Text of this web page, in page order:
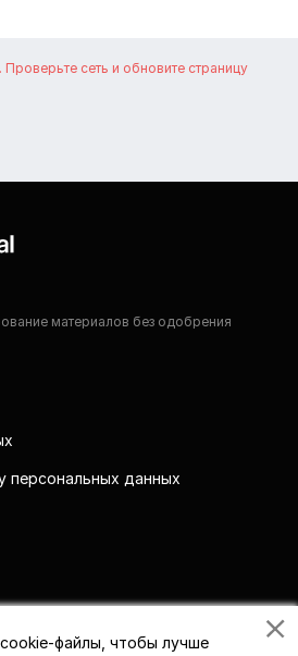
сеть и обновите страницу
материалов без одобрения
персональных данных
файлы, чтобы лучше